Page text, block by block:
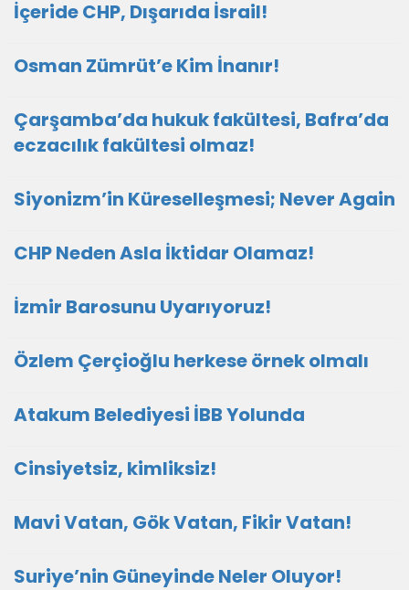
İçeride CHP, Dışarıda İsrail!
Osman Zümrüt’e Kim İnanır!
Çarşamba’da hukuk fakültesi, Bafra’da
eczacılık fakültesi olmaz!
Siyonizm’in Küreselleşmesi; Never Again
CHP Neden Asla İktidar Olamaz!
İzmir Barosunu Uyarıyoruz!
Özlem Çerçioğlu herkese örnek olmalı
Atakum Belediyesi İBB Yolunda
Cinsiyetsiz, kimliksiz!
Mavi Vatan, Gök Vatan, Fikir Vatan!
Suriye’nin Güneyinde Neler Oluyor!